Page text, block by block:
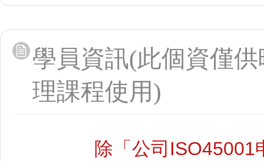
學員資訊(此個資僅
理課程使用)
除「公司ISO45001